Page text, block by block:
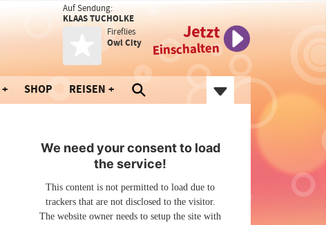
Auf Sendung:
KLAAS TUCHOLKE
Fireflies
Owl City
Jetzt
Einschalten
SHOP REISEN
We need your consent to load
the service!
This content is not permitted to load due to
trackers that are not disclosed to the visitor.
The website owner needs to setup the site with